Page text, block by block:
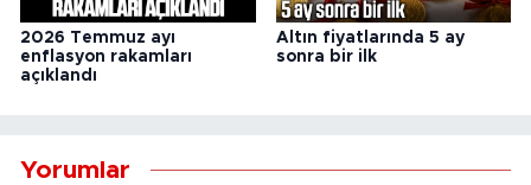
2026 Temmuz ayı
enflasyon rakamları
açıklandı
Altın fiyatlarında 5 ay
sonra bir ilk
Yorumlar